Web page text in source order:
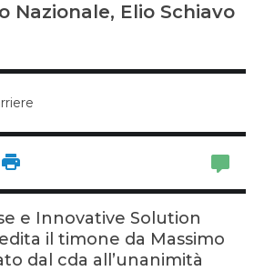
Nazionale, Elio Schiavo
e Innovative Solution
il timone da Massimo
dal cda all’unanimità